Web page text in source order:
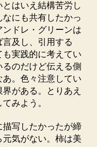
はいえ結構苦労し
にも共有したかっ
ドレ・グリーンは
言及し、引用する
も実践的に考えてい
のだけど伝える側
。色々注意してい
がある。とりあえ
みよう。
写したかったが締
気がない。柿は美